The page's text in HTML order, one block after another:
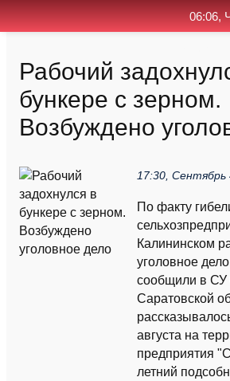
Рабочий
бункере с зерном.
Возбуждено
17:30, Сентябрь
По факту
Калининском
уголовное
сообщили в
Саратовской
августа на
предприятия
летний
06:06,